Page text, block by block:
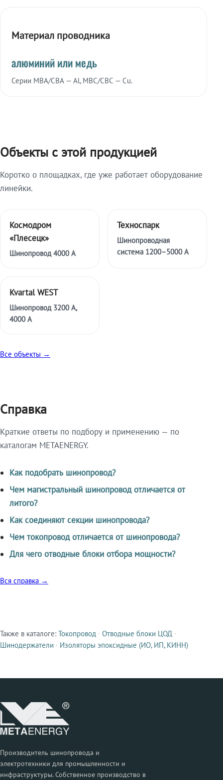
Материал проводника
алюминий или медь
Серии МВА/СВА — Al, МВС/СВС — Cu.
Объекты с этой продукцией
Коротко о площадках, где уже работает оборудование
линейки.
Космодром
«Плесецк»
Шинопровод 4000 А
Техноспарк
Шинопроводная
система 1200–5000 А
Kvartal WEST
Шинопровод 3200 А,
4000 А
Все объекты →
Справка
Краткие ответы по подбору и применению — по
каталогам METAENERGY.
Как подобрать шинопровод?
Чем магистральный шинопровод отличается от
литого?
Как соединяют секции шинопровода?
Чем токопровод отличается от шинопровода?
Для чего отводные блоки отбора мощности?
Вся справка →
Смежные продукты
Также в каталоге: Токопровод · Отводные блоки ЦОД ·
Шинодержатели · Изоляторы эпоксидные (ИО, ИП, КИНН)
Производитель шинопровода и
электротехники для промышленности и
инфраструктуры. Собственное производство в